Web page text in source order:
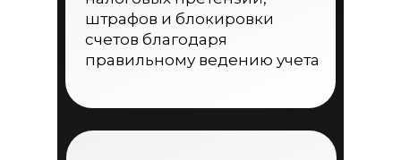
штрафов и блокировки
счетов благодаря
правильному ведению учета